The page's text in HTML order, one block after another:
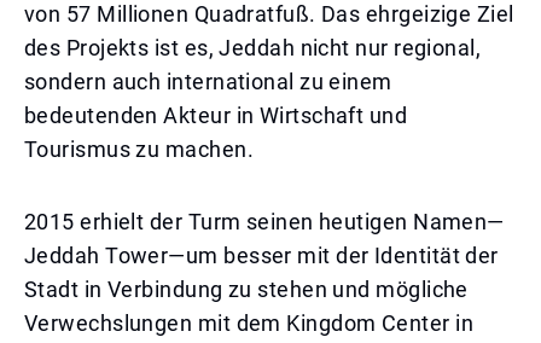
von 57 Millionen Quadratfuß. Das ehrgeizige Ziel
des Projekts ist es, Jeddah nicht nur regional,
sondern auch international zu einem
bedeutenden Akteur in Wirtschaft und
Tourismus zu machen.
2015 erhielt der Turm seinen heutigen Namen—
Jeddah Tower—um besser mit der Identität der
Stadt in Verbindung zu stehen und mögliche
Verwechslungen mit dem Kingdom Center in